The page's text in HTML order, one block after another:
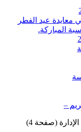
معايدة عيد الفطر
–
(صفحة 4)